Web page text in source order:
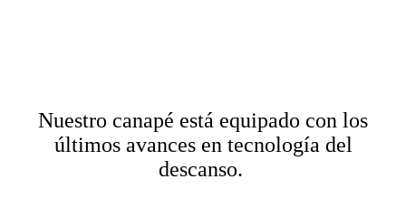
Nuestro canapé está equipado con los
últimos avances en tecnología del
descanso.